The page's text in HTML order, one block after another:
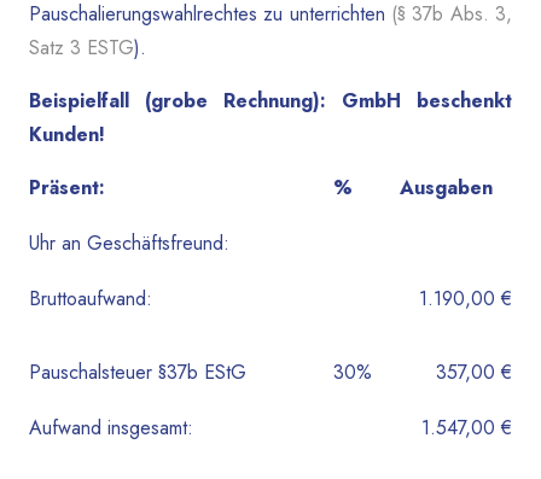
Pauschalierungswahlrechtes zu unterrichten (§ 37b Abs. 3,
Satz 3 ESTG).
Beispielfall (grobe Rechnung): GmbH beschenkt
Kunden!
Präsent:
%
Ausgaben
Uhr an Geschäftsfreund:
Bruttoaufwand:
1.190,00 €
Pauschalsteuer §37b EStG 30%
357,00 €
Aufwand insgesamt:
1.547,00 €